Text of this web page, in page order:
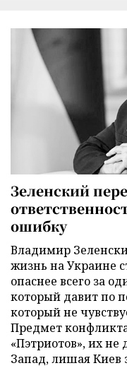
Зеленский
ошибку
Владимир
жизнь на Украине
опаснее всего за
который давит по
который не
Предмет
«Пэтриотов», их не
Запад, лишая Киев